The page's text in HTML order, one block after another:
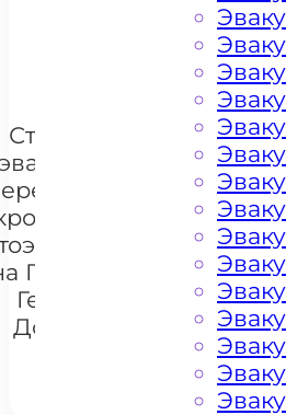
+ 100 РУБЛЕЙ
Стоимость
и
Проспекте
Генерала
Дорохова
+7 985